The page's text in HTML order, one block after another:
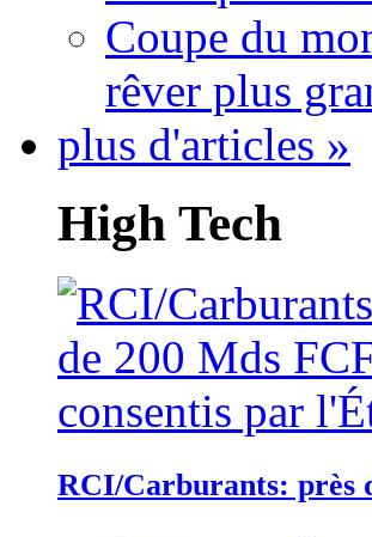
Coupe du
rêver plus
plus d'articles »
High Tech
RCI/Carburants: près